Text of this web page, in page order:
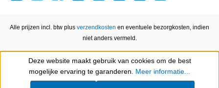
Alle prijzen incl. btw plus verzendkosten en eventuele bezorgkosten, indien
niet anders vermeld.
Show toolbar
Deze website maakt gebruik van cookies om de best
mogelijke ervaring te garanderen. Meer informatie...